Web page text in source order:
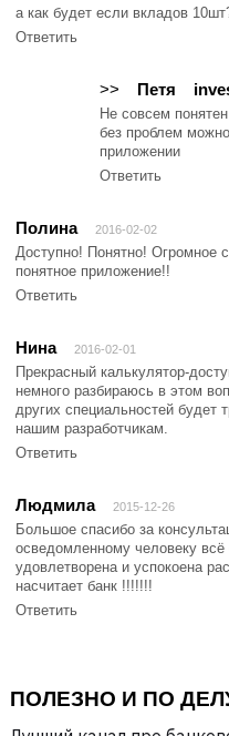
а как будет если вкладов
Ответить
>> Петя
Не совсем
без проблем
приложении
Ответить
Полина 2016-02-02
Доступно! Понятно! Огромное
понятное приложение!!
Ответить
Нина 2016-02-01
Прекрасный калькулятор-
немного разбираюсь в этом
других специальностей будет
нашим разработчикам.
Ответить
Людмила 2015-12-26
Большое спасибо за
осведомленному человеку
удовлетворена и успокоена
насчитает банк !!!!!!!
Ответить
ПОЛЕЗНО И ПО